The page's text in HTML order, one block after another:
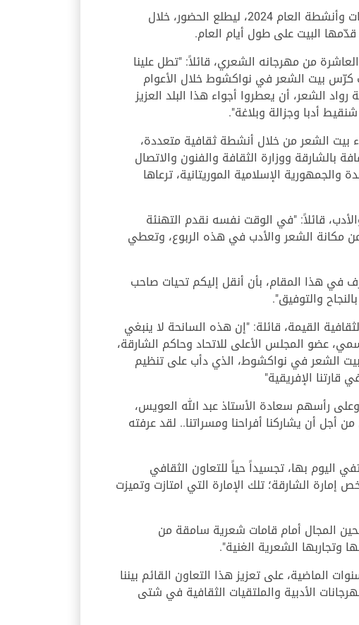
بدأت وقائع حفل الافتتاح بعرض وثائقي مسجّل، انتقل بالحضور عبر رحلة زمنية لمجريات عام من فعاليات وأنشطة العام 2024، ليطلع الحضور، خلال
البيت على طول أيام العام.
من مهرجانه الشعري، قائلاً: "تطل علينا
كرّس بيت الشعر في نواكشوط خلال الأعوام
الشعر، أن يعطروا أجواء هذا البلد العزيز
أدبا وجزالة وبلاغة".
بيت الشعر من خلال أنشطة ثقافية متعددة،
بالشارقة ووزارة الثقافة والفنون والاتصال
والجمهورية الإسلامية الموريتانية، ترعاها
قائلاً: "في الوقت نفسه نقدم التهنئة
مكانة الشعر والأدب في هذه الربوع، وتعطي
في هذا المقام، بأن أنقل إليكم تحيات صاحب
والتوفيق".
القيمة، قائلة: "إن هذه السانحة لا ينبغي
عضو المجلس الأعلى للاتحاد وحاكم الشارقة،
بيت الشعر في نواكشوط، الذي دأب على تنظيم
الإفريقية"
رأسهم سعادة الأستاذ عبد الله العويس،
أن يشاركنا أفراحنا ومسراتنا.. لقد عرفته
اليوم بها، تجسيداً حياً للتعاون الثقافي
إمارة الشارقة؛ تلك الإمارة التي امتازت وتميزت
المجال أمام قامات شعرية سامقة من
الشعرية الغنية".
الماضية، على تعزيز هذا التعاون القائم بيننا
الأدبية والملتقيات الثقافية في شتى